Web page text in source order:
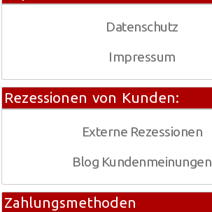
Datenschutz
Impressum
Rezessionen von Kunden:
Externe Rezessionen
Blog Kundenmeinungen
Zahlungsmethoden